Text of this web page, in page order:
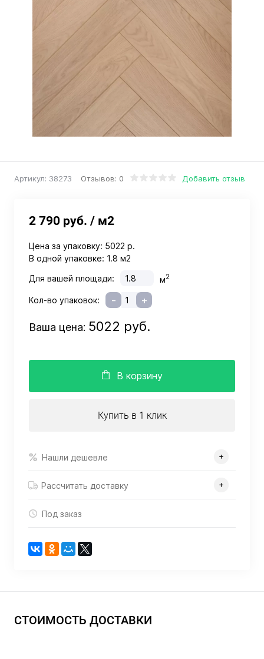
Отзывов: 0 Добавить отзыв
Артикул: 38273
2 790 руб. / м2
Цена за упаковку: 5022 р.
В одной упаковке: 1.8 м2
Для вашей площади:
м2
Кол-во упаковок: - +
Ваша цена: 5022 руб.
В корзину
Купить в 1 клик
Нашли дешевле
Рассчитать доставку
Под заказ
СТОИМОСТЬ ДОСТАВКИ